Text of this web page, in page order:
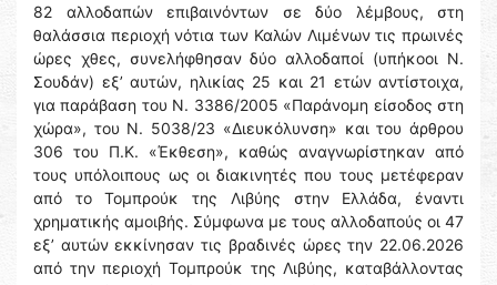
82 αλλοδαπών επιβαινόντων σε δύο λέμβους, στη
θαλάσσια περιοχή νότια των Καλών Λιμένων τις πρωινές
ώρες χθες, συνελήφθησαν δύο αλλοδαποί (υπήκοοι Ν.
Σουδάν) εξ’ αυτών, ηλικίας 25 και 21 ετών αντίστοιχα,
για παράβαση του Ν. 3386/2005 «Παράνομη είσοδος στη
χώρα», του Ν. 5038/23 «Διευκόλυνση» και του άρθρου
306 του Π.Κ. «Έκθεση», καθώς αναγνωρίστηκαν από
τους υπόλοιπους ως οι διακινητές που τους μετέφεραν
από το Τομπρούκ της Λιβύης στην Ελλάδα, έναντι
χρηματικής αμοιβής. Σύμφωνα με τους αλλοδαπούς οι 47
εξ’ αυτών εκκίνησαν τις βραδινές ώρες την 22.06.2026
από την περιοχή Τομπρούκ της Λιβύης, καταβάλλοντας